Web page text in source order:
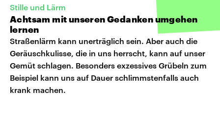
Stille und Lärm
Achtsam mit unseren Gedanken umgehen
lernen
Straßenlärm kann unerträglich sein. Aber auch die
Geräuschkulisse, die in uns herrscht, kann auf unser
Gemüt schlagen. Besonders exzessives Grübeln zum
Beispiel kann uns auf Dauer schlimmstenfalls auch
krank machen.